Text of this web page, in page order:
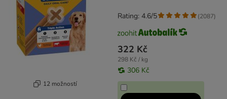
12 možností
322 Kč
298 Kč / kg
306 Kč
Rating: 4.6/5 (2087)